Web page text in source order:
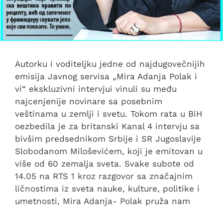
Autorku i voditeljku jedne od najdugovečnijih
emisija Javnog servisa „Mira Adanja Polak i
vi“ ekskluzivni intervjui vinuli su među
najcenjenije novinare sa posebnim
veštinama u zemlji i svetu. Tokom rata u BiH
oezbedila je za britanski Kanal 4 intervju sa
bivšim predsednikom Srbije i SR Jugoslavije
Slobodanom Miloševićem, koji je emitovan u
više od 60 zemalja sveta. Svake subote od
14.05 na RTS 1 kroz razgovor sa značajnim
ličnostima iz sveta nauke, kulture, politike i
umetnosti, Mira Adanja- Polak pruža nam